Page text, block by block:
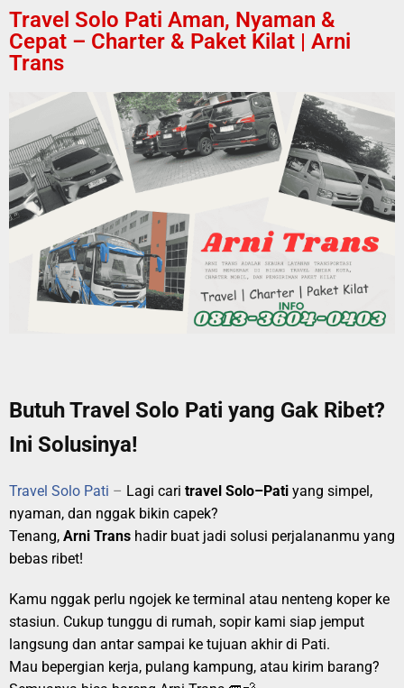
Travel Solo Pati Aman, Nyaman &
Cepat – Charter & Paket Kilat | Arni
Trans
Butuh Travel Solo Pati yang Gak Ribet?
Ini Solusinya!
Travel Solo Pati – Lagi cari travel Solo–Pati yang simpel,
nyaman, dan nggak bikin capek?
Tenang, Arni Trans hadir buat jadi solusi perjalananmu yang
bebas ribet!
Kamu nggak perlu ngojek ke terminal atau nenteng koper ke
stasiun. Cukup tunggu di rumah, sopir kami siap jemput
langsung dan antar sampai ke tujuan akhir di Pati.
Mau bepergian kerja, pulang kampung, atau kirim barang?